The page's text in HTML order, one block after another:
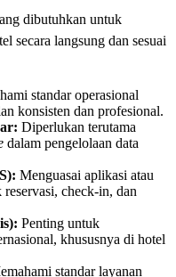
dibutuhkan untuk
secara langsung dan sesuai
standar operasional
konsisten dan profesional.
Diperlukan terutama
dalam pengelolaan data
Menguasai aplikasi atau
check-in, dan
Penting untuk
khususnya di hotel
standar layanan